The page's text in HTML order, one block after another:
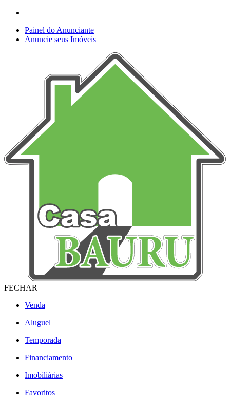
Painel do Anunciante
Anuncie seus Imóveis
FECHAR
Venda
Aluguel
Temporada
Financiamento
Imobiliárias
Favoritos